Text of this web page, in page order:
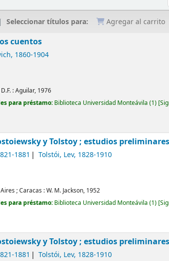
Seleccionar títulos para: Agregar al carrito
cuentos
, 1860-1904
:Aguilar, 1976
para préstamo: Biblioteca Universidad Monteávila (1)
y Tolstoy ; estudios
1881 Tolstói, Lev, 1828-1910
; Caracas :W. M. Jackson, 1952
para préstamo: Biblioteca Universidad Monteávila (1)
y Tolstoy ; estudios
1881 Tolstói, Lev, 1828-1910